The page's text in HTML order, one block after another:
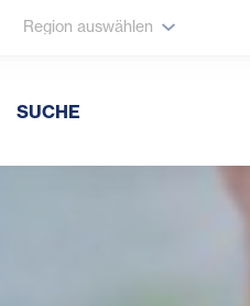
Region auswählen